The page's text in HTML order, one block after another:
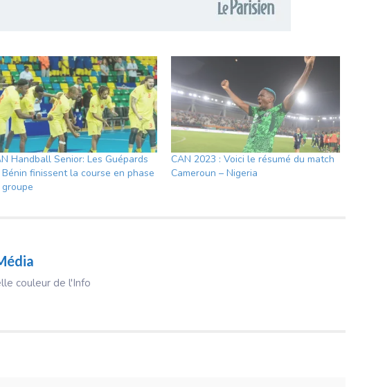
Handball Senior: Les Guépards
finissent la course en phase
CAN 2023 : Voici le résumé du match
Cameroun – Nigeria
couleur de l'Info